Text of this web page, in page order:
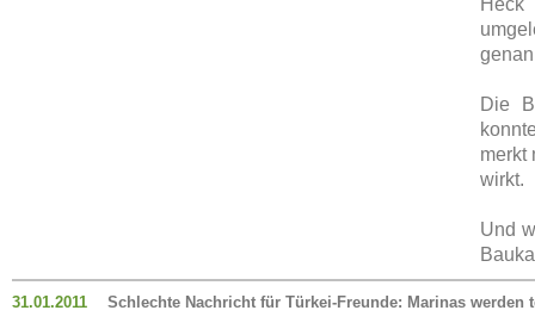
Heck
Die
merkt
wirkt.
Und
31.01.2011 Schlechte Nachricht für Türkei-Freunde: Marinas werden